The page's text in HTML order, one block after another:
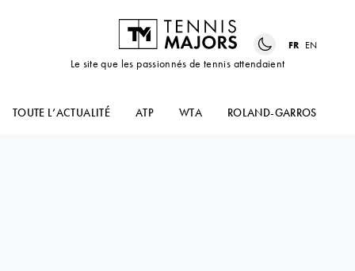
Le site que les passionnés de tennis attendaient
FR EN
TOUTE L’ACTUALITÉ ATP WTA ROLAND-GARROS